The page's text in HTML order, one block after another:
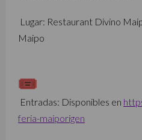
Lugar: Restaurant Divino
Maipo
Entradas: Disponibles en
feria-maiporigen